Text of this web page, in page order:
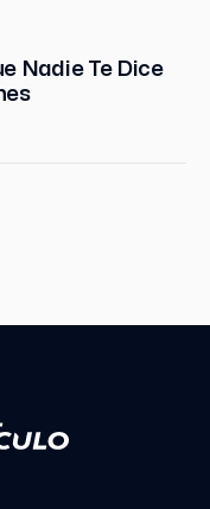
Nadie Te Dice